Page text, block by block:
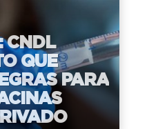
CNDL
QUE
PARA